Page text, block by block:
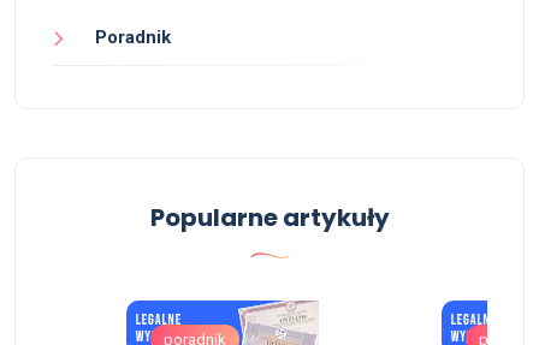
Poradnik
Popularne artykuły
poradnik